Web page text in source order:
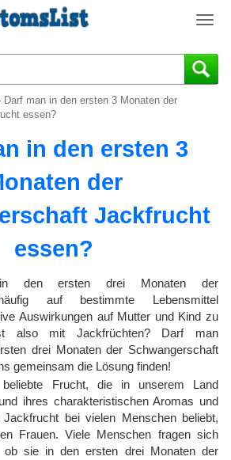
T
g
g
a
n
Darf man in den ersten 3 Monaten der
essen?
in den ersten 3
der
Jackfrucht
essen?
den ersten drei Monaten der
auf bestimmte Lebensmittel
Auswirkungen auf Mutter und Kind zu
also mit Jackfrüchten? Darf man
drei Monaten der Schwangerschaft
gemeinsam die Lösung finden!
Frucht, die in unserem Land
ihres charakteristischen Aromas und
bei vielen Menschen beliebt,
Frauen. Viele Menschen fragen sich
ob sie in den ersten drei Monaten der